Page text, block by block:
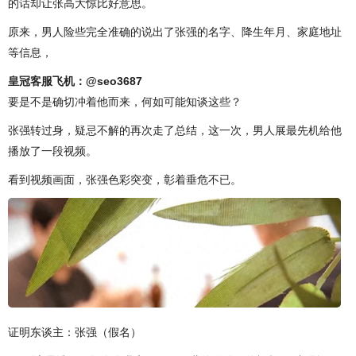
的话却让张高大惊比好意思。
原来，男人险些完全准确的说出了张强的名字、降生年月、家庭地址
等信息，
皇冠客服飞机：@seo3687
要是不是确切冲着他而来，何如可能知谈这些？
张强转过身，疑忌不解的再次走了总结，这一次，男人展最先机给他
播放了一段视频。
看到视频画面，张强色彩突变，彰着垂危不已。
证明东谈主：张强（假名）